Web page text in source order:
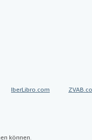
IberLibro.com
können.